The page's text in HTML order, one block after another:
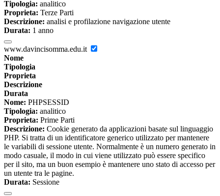
Tipologia: analitico
Proprieta: Terze Parti
Descrizione: analisi e profilazione navigazione utente
Durata: 1 anno
www.davincisomma.edu.it
Nome
Tipologia
Proprieta
Descrizione
Durata
Nome: PHPSESSID
Tipologia: analitico
Proprieta: Prime Parti
Descrizione: Cookie generato da applicazioni basate sul linguaggio
PHP. Si tratta di un identificatore generico utilizzato per mantenere
le variabili di sessione utente. Normalmente è un numero generato in
modo casuale, il modo in cui viene utilizzato può essere specifico
per il sito, ma un buon esempio è mantenere uno stato di accesso per
un utente tra le pagine.
Durata: Sessione